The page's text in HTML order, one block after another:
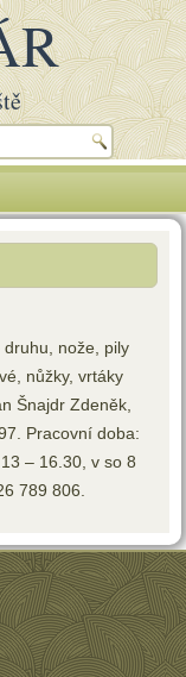
nože, pily
nůžky, vrtáky
Šnajdr Zdeněk,
Pracovní doba:
– 16.30, v so 8
789 806.